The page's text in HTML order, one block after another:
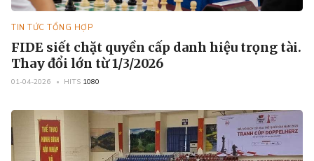
TIN TỨC TỔNG HỢP
FIDE siết chặt quyền cấp danh hiệu trọng tài.
Thay đổi lớn từ 1/3/2026
01-04-2026 HITS 1080